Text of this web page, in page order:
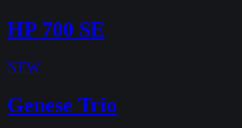
HP 700 SE
NEW
Genese Trio